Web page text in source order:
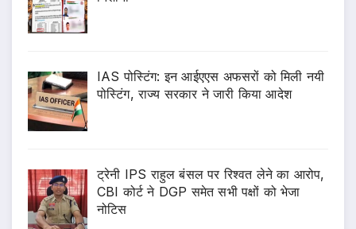
IAS पोस्टिंग: इन आईएएस अफसरों को मिली नयी
पोस्टिंग, राज्य सरकार ने जारी किया आदेश
ट्रेनी IPS राहुल बंसल पर रिश्वत लेने का आरोप,
CBI कोर्ट ने DGP समेत सभी पक्षों को भेजा
नोटिस